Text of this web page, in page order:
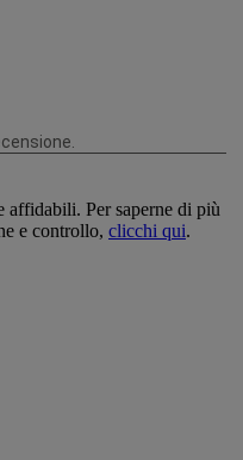
affidabili. Per saperne di più
e controllo, clicchi qui.